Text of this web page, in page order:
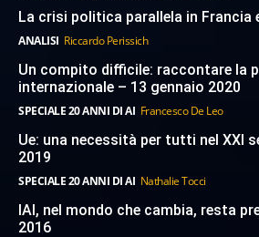
La crisi politica parallela in Francia
ANALISI Riccardo Perissich
Un compito difficile: raccontare la
internazionale – 13 gennaio 2020
SPECIALE 20 ANNI DI AI Francesco De Leo
Ue: una necessità per tutti nel XXI
2019
SPECIALE 20 ANNI DI AI Nathalie Tocci
IAI, nel mondo che cambia, resta
2016